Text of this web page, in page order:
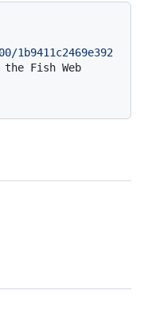
Fish Web